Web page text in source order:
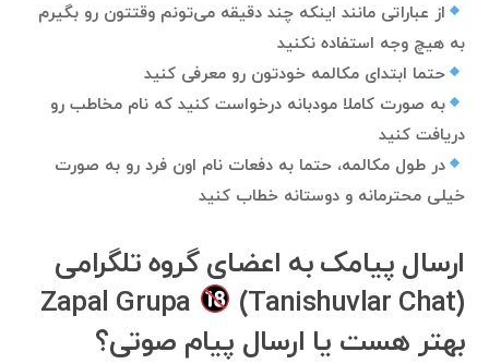
از عباراتی مانند اینکه چند دقیقه می‌تونم وقتتون رو بگیرم
به هیچ وجه استفاده نکنید
حتما ابتدای مکالمه خودتون رو معرفی کنید
به صورت کاملا مودبانه درخواست کنید که نام مخاطب رو
دریافت کنید
در طول مکالمه، حتما به دفعات نام اون فرد رو به صورت
خیلی محترمانه و دوستانه خطاب کنید
ارسال پیامک به اعضای گروه تلگرامی
Zapal Grupa
(Tanishuvlar Chat)
بهتر هست یا ارسال پیام صوتی؟